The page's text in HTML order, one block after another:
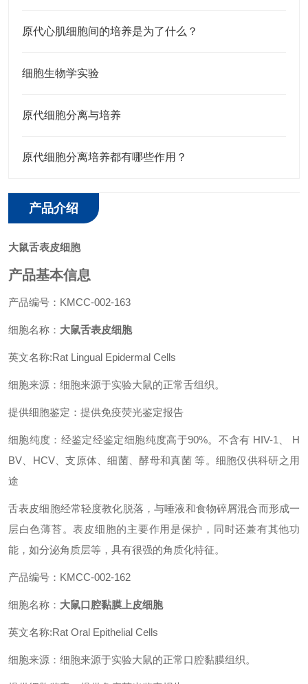
原代心肌细胞间的培养是为了什么？
细胞生物学实验
原代细胞分离与培养
原代细胞分离培养都有哪些作用？
产品介绍
大鼠舌表皮细胞
产品基本信息
产品编号：KMCC-002-163
细胞名称： 大鼠舌表皮细胞
英文名称:Rat Lingual Epidermal Cells
细胞来源：细胞来源于实验大鼠的正常舌组织。
提供细胞鉴定：提供免疫荧光鉴定报告
细胞纯度：经鉴定经鉴定细胞纯度高于90%。不含有 HIV-1、 H
BV、HCV、支原体、细菌、酵母和真菌 等。细胞仅供科研之用
途
舌表皮细胞经常轻度教化脱落，与唾液和食物碎屑混合而形成一
层白色薄苔。表皮细胞的主要作用是保护，同时还兼有其他功
能，如分泌角质层等，具有很强的角质化特征。
产品编号：KMCC-002-162
细胞名称： 大鼠口腔黏膜上皮细胞
英文名称:Rat Oral Epithelial Cells
细胞来源：细胞来源于实验大鼠的正常口腔黏膜组织。